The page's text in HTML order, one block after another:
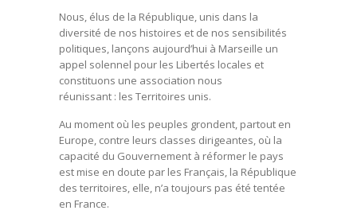
Nous, élus de la République, unis dans la
diversité de nos histoires et de nos sensibilités
politiques, lançons aujourd’hui à Marseille un
appel solennel pour les Libertés locales et
constituons une association nous
réunissant : les Territoires unis.
Au moment où les peuples grondent, partout en
Europe, contre leurs classes dirigeantes, où la
capacité du Gouvernement à réformer le pays
est mise en doute par les Français, la République
des territoires, elle, n’a toujours pas été tentée
en France.